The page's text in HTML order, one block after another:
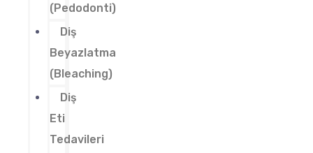
(Pedodonti)
Diş
Beyazlatma
(Bleaching)
Diş
Eti
Tedavileri